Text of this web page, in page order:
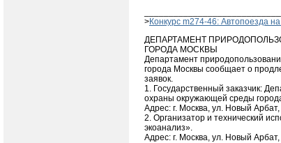
>Конкурс m274-46: Автопоезда на
ДЕПАРТАМЕНТ
ГОРОДА МОСКВЫ
Департамент
города Москвы сообщает о
заявок.
1. Государственный заказчик:
охраны окружающей среды
Адрес: г. Москва, ул. Новый
2. Организатор и технический
экоанализ».
Адрес: г. Москва, ул. Новый